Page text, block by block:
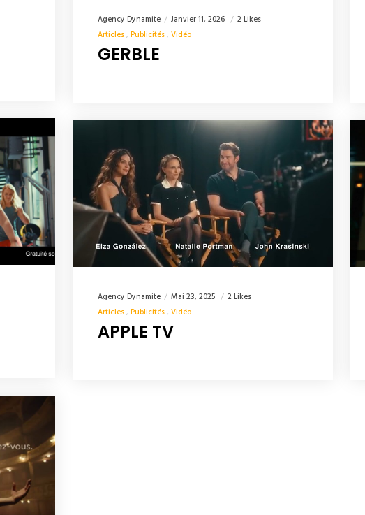
Agency Dynamite Janvier 11, 2026
2 Likes
Articles Publicités Vidéo
GERBLE
Agency Dynamite Mai 23, 2025
2 Likes
Articles Publicités Vidéo
APPLE TV